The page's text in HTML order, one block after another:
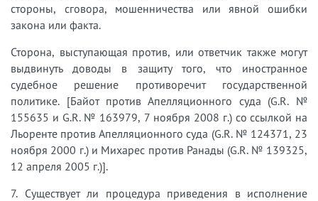
стороны, сговора, мошенничества или явной ошибки
закона или факта.
Сторона, выступающая против, или ответчик также могут
выдвинуть доводы в защиту того, что иностранное
судебное решение противоречит государственной
политике. [Байот против Апелляционного суда (G.R. №
155635 и G.R. № 163979, 7 ноября 2008 г.) со ссылкой на
Льоренте против Апелляционного суда (G.R. № 124371, 23
ноября 2000 г.) и Михарес против Ранады (G.R. № 139325,
12 апреля 2005 г.)].
7. Существует ли процедура приведения в исполнение